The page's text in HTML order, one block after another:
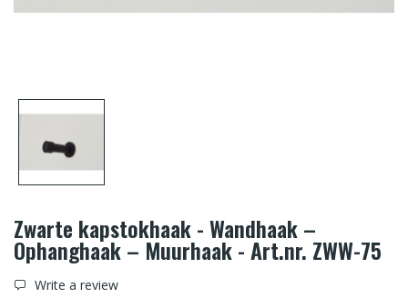
Zwarte kapstokhaak - Wandhaak –
Ophanghaak – Muurhaak - Art.nr. ZWW-75
Write a review